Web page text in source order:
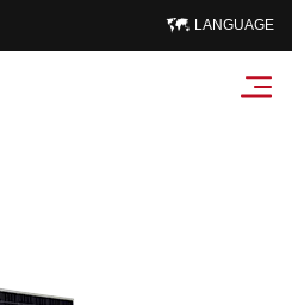
LANGUAGE